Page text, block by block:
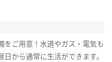
をご用意！水道やガス・電気も
日から通常に生活ができます。